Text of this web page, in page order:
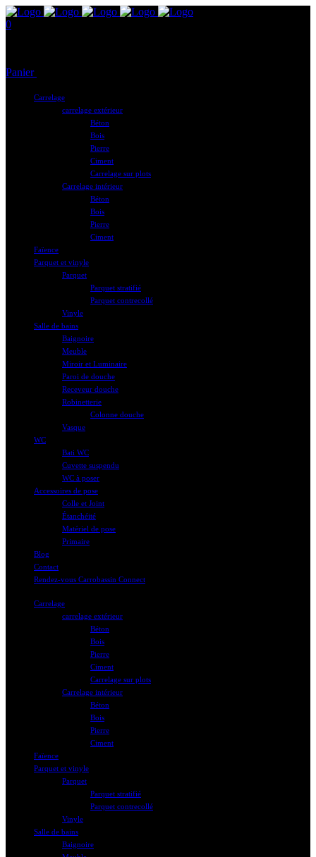
0
Panier
Carrelage
carrelage extérieur
Béton
Bois
Pierre
Ciment
Carrelage sur plots
Carrelage intérieur
Béton
Bois
Pierre
Ciment
Faïence
Parquet et vinyle
Parquet
Parquet stratifié
Parquet contrecollé
Vinyle
Salle de bains
Baignoire
Meuble
Miroir et Luminaire
Paroi de douche
Receveur douche
Robinetterie
Colonne douche
Vasque
WC
Bati WC
Cuvette suspendu
WC à poser
Accessoires de pose
Colle et Joint
Étanchéité
Matériel de pose
Primaire
Blog
Contact
Rendez-vous Carrobassin Connect
Carrelage
carrelage extérieur
Béton
Bois
Pierre
Ciment
Carrelage sur plots
Carrelage intérieur
Béton
Bois
Pierre
Ciment
Faïence
Parquet et vinyle
Parquet
Parquet stratifié
Parquet contrecollé
Vinyle
Salle de bains
Baignoire